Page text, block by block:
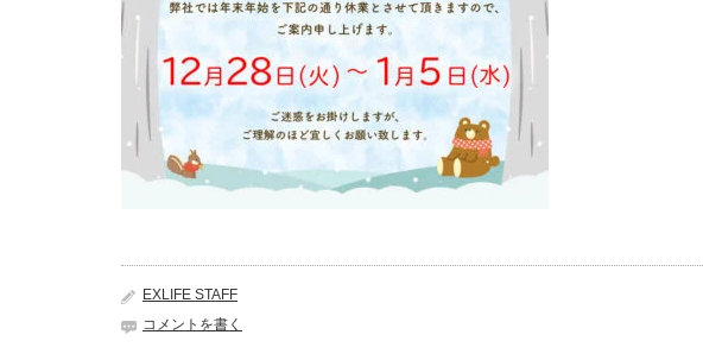
EXLIFE STAFF
コメントを書く